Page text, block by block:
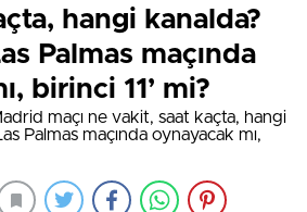
hangi kanalda?
Palmas maçında
birinci 11’ mi?